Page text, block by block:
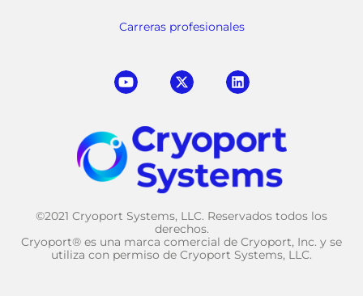
Carreras profesionales
©2021 Cryoport Systems, LLC. Reservados todos los
derechos.
Cryoport® es una marca comercial de Cryoport, Inc. y se
utiliza con permiso de Cryoport Systems, LLC.